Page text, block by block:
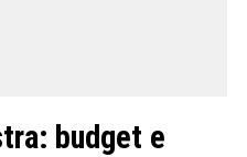
budget e